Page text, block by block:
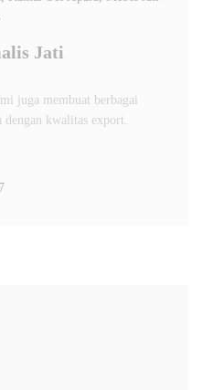
Jati
juga membuat berbagai
dengan kwalitas export.